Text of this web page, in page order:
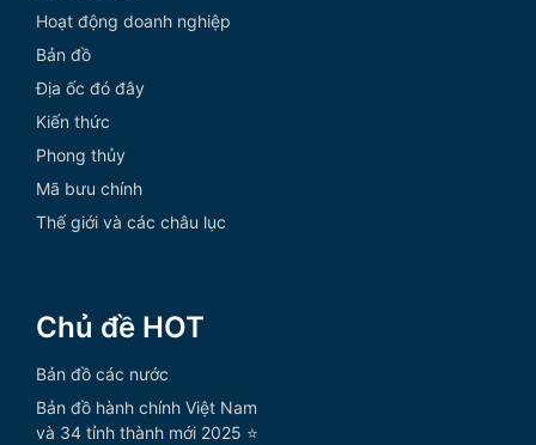
Hoạt động doanh nghiệp
Bản đồ
Địa ốc đó đây
Kiến thức
Phong thủy
Mã bưu chính
Thế giới và các châu lục
Chủ đề HOT
Bản đồ các nước
Bản đồ hành chính Việt Nam
và 34 tỉnh thành mới 2025 ⭐